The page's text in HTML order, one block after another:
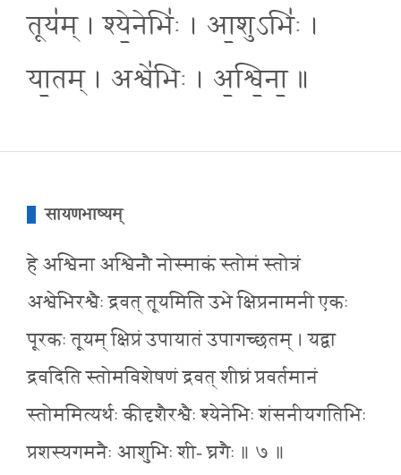
तूय॑म् । श्ये॒नेभिः॑ । आ॒शुऽभिः॑ ।
या॒तम् । अश्वे॑भिः । अ॒श्वि॒ना॒ ॥
सायणभाष्यम्
हे अश्विना अश्विनौ नोस्माकं स्तोमं स्तोत्रं
अश्वेभिरश्वैः द्रवत् तूयमिति उभे क्षिप्रनामनी एकः
पूरकः तूयम् क्षिप्रं उपायातं उपागच्छतम् । यद्वा
द्रवदिति स्तोमविशेषणं द्रवत् शीघ्रं प्रवर्तमानं
स्तोममित्यर्थः कीदृशैरश्वैः श्येनेभिः शंसनीयगतिभिः
प्रशस्यगमनैः आशुभिः शी- घ्रगैः ॥ ७ ॥